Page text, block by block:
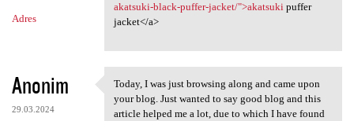
Adres
akatsuki-black-puffer-jacket/">akatsukipuffer
jacket</a>
Anonim
29.03.2024
Today, I was just browsing
Today, I was just browsing along and came upon
your blog. Just wanted to say good blog and this
article helped me a lot, due to which I have found